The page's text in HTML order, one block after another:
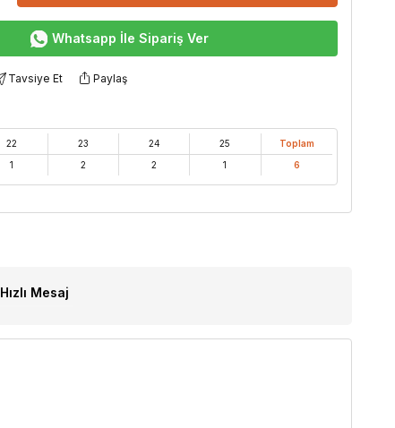
Whatsapp İle Sipariş Ver
Tavsiye Et Paylaş
22
1
23
2
24
2
25
1
Toplam
6
Hızlı Mesaj